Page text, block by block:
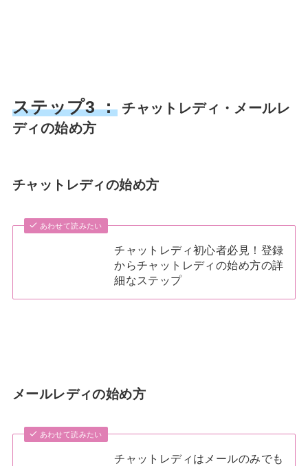
ステップ3 ：チャットレディ・メールレ
ディの始め方
チャットレディの始め方
あわせて読みたい
チャットレディ初心者必見！登録
からチャットレディの始め方の詳
細なステップ
メールレディの始め方
あわせて読みたい
チャットレディはメールのみでも